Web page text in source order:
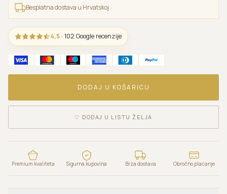
Besplatna dostava u Hrvatskoj
4,5 · 102 Google recenzije
DODAJ U KOŠARICU
♡ DODAJ U LISTU ŽELJA
Premium kvaliteta Sigurna kupovina Brza dostava Obročno plaćanje